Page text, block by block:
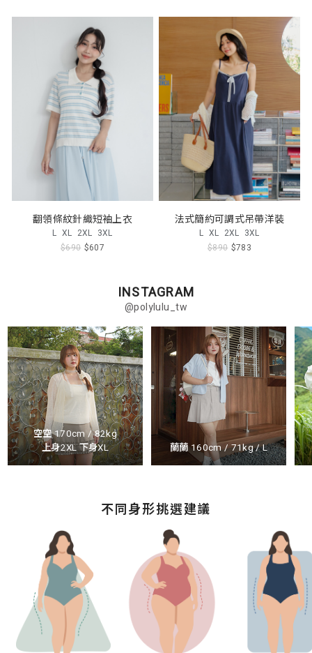
翻領條紋針織短袖上衣
L XL 2XL 3XL
$690 $607
法式簡約可調式吊帶洋裝
L XL 2XL 3XL
$890 $783
INSTAGRAM
@polylulu_tw
空空 170cm / 82kg
上身2XL 下身XL
蘭蘭 160cm / 71kg / L
不同身形挑選建議